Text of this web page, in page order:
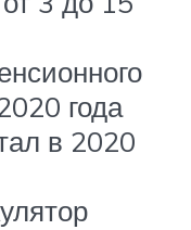
года
в 2020